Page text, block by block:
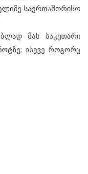
საერთაშორისო
მას საკუთარი
ისევე როგორც